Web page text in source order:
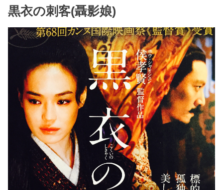
黒衣の刺客(聶影娘)